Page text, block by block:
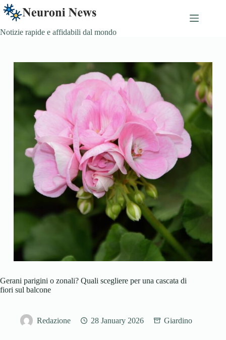
Skip
to
content
Notizie rapide e affidabili dal mondo
Gerani parigini o zonali? Quali scegliere per una cascata di
fiori sul balcone
Redazione 28 January 2026 Giardino